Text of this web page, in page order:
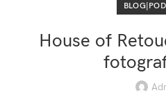
House of